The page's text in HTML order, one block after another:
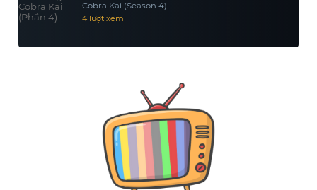
Cobra Kai (Season 4)
4 lượt xem